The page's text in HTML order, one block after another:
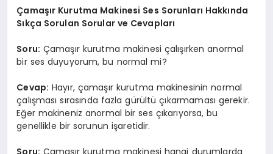
Çamaşır Kurutma Makinesi Ses Sorunları Hakkında
Sıkça Sorulan Sorular ve Cevapları
Soru: Çamaşır kurutma makinesi çalışırken anormal
bir ses duyuyorum, bu normal mi?
Cevap: Hayır, çamaşır kurutma makinesinin normal
çalışması sırasında fazla gürültü çıkarmaması gerekir.
Eğer makineniz anormal bir ses çıkarıyorsa, bu
genellikle bir sorunun işaretidir.
Soru: Çamaşır kurutma makinesi hangi durumlarda